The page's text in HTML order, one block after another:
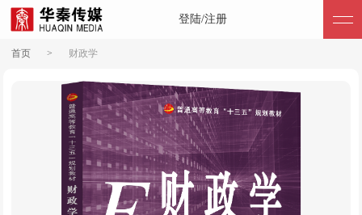
登陆/注册
首页 > 财政学